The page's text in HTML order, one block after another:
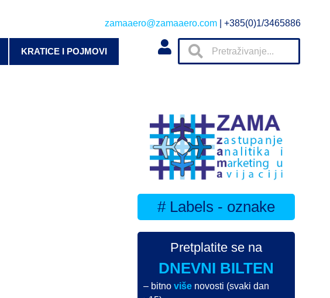
zamaaero@zamaaero.com | +385(0)1/3465886
KRATICE I POJMOVI
# Labels - oznake
Pretplatite se na
DNEVNI BILTEN
– bitnoviše novosti (svaki dan